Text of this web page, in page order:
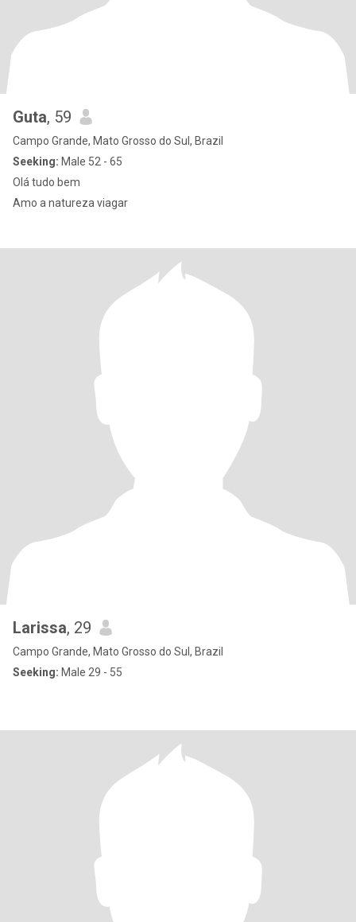
Guta, 59
Campo Grande, Mato Grosso do Sul, Brazil
Seeking: Male 52 - 65
Olá tudo bem
Amo a natureza viagar
Larissa, 29
Campo Grande, Mato Grosso do Sul, Brazil
Seeking: Male 29 - 55